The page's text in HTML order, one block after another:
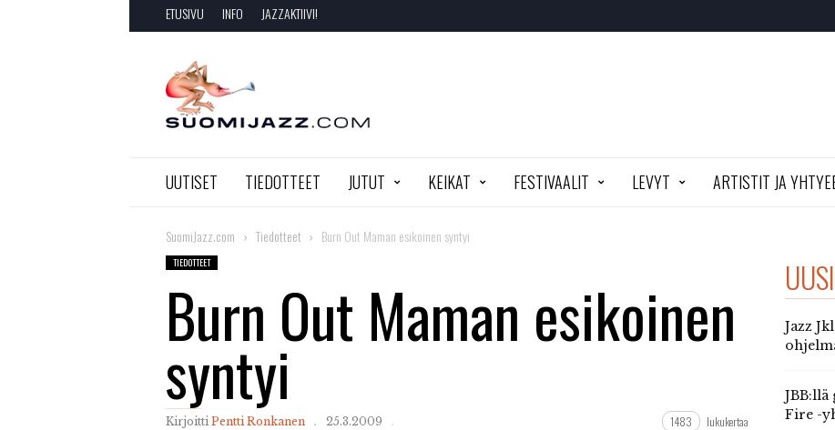
ETUSIVU INFO JAZZAKTIIVI!
SuomiJazz.com
UUTISET TIEDOTTEET JUTUT KEIKAT FESTIVAALIT LEVYT ARTISTIT JA
SuomiJazz.com Tiedotteet Burn Out Maman esikoinen syntyi
TIEDOTTEET
Burn Out Maman esikoinen
syntyi
Kirjoitti Pentti Ronkanen 25.3.2009 1483 lukukertaa
Jazz
JBB:llä
Fire -